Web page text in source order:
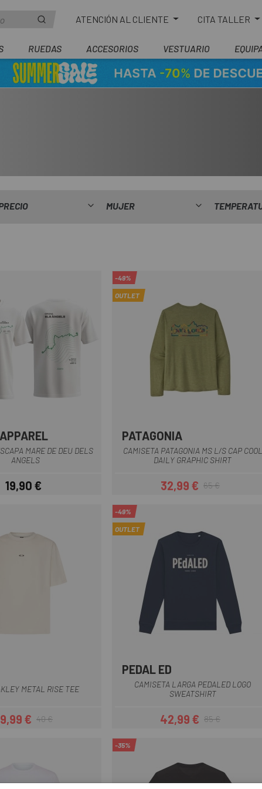
ATENCIÓN AL CLIENTE CITA TALLER
RUEDAS ACCESORIOS VESTUARIO
MUJER
Blanco-Verde
MARE DE DEU DELS
ANGELS
Precio
19,90 €
Verde Oliva
-49%
OUTLET
PATAGONIA
CAMISETA PATAGONIA MS L/S CAP COOL
DAILY GRAPHIC SHIRT
Precio
32,99 €Precio regular
65 €
METAL RISE TEE
Precio
€
Precio regular
40 €
-49%
OUTLET
PEDAL ED
CAMISETA LARGA PEDALED LOGO
SWEATSHIRT
Precio
42,99 €Precio regular
85 €
-35%